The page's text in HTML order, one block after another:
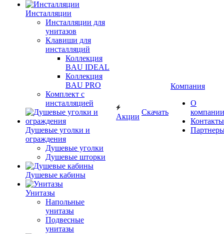
Инсталляции
Инсталляции для
унитазов
Клавиши для
инсталляций
Коллекция
BAU IDEAL
Коллекция
BAU PRO
Комплект с
инсталляцией
Душевые уголки и
ограждения
Душевые уголки
Душевые шторки
Душевые кабины
Унитазы
Напольные
унитазы
Подвесные
унитазы
Акции
Скачать
Компания
О
компании
Контакты